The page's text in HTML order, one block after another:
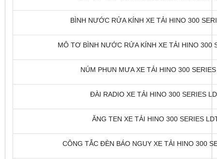
BÌNH NƯỚC RỬA KÍNH XE TẢI HINO 300
MÔ TƠ BÌNH NƯỚC RỬA KÍNH XE TẢI HINO 300
NÚM PHUN MƯA XE TẢI HINO 300
ĐÀI RADIO XE TẢI HINO 300 SERIES
ĂNG TEN XE TẢI HINO 300 SERIES
CÔNG TẮC ĐÈN BÁO NGUY XE TẢI HINO 300